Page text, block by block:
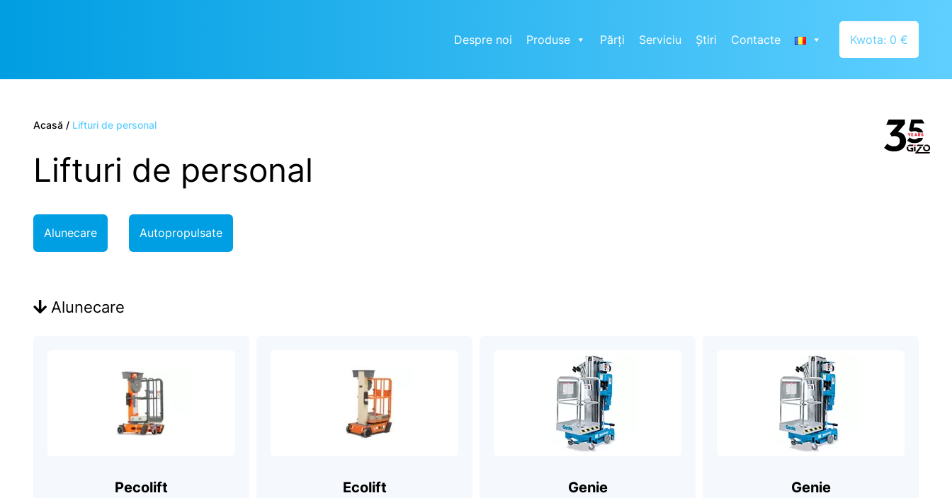
Kwota: 0 €
Despre noi Produse Părți Serviciu Știri Contacte
Acasă / Lifturi de personal
Lifturi de personal
Alunecare Autopropulsate
Alunecare
Pecolift Ecolift
Genie
Genie